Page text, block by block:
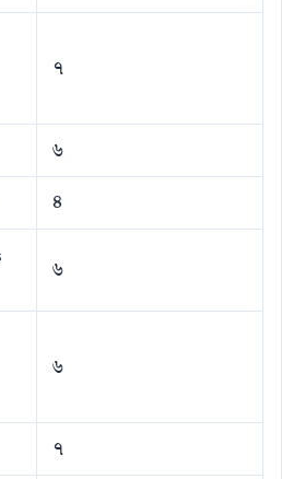
৭
৬
৪
৬
৬
৭